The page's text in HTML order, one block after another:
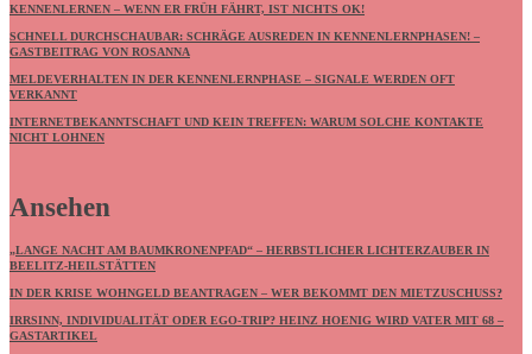
KENNENLERNEN – WENN ER FRÜH FÄHRT, IST NICHTS OK!
SCHNELL DURCHSCHAUBAR: SCHRÄGE AUSREDEN IN KENNENLERNPHASEN! –
GASTBEITRAG VON ROSANNA
MELDEVERHALTEN IN DER KENNENLERNPHASE – SIGNALE WERDEN OFT
VERKANNT
INTERNETBEKANNTSCHAFT UND KEIN TREFFEN: WARUM SOLCHE KONTAKTE
NICHT LOHNEN
Ansehen
„LANGE NACHT AM BAUMKRONENPFAD“ – HERBSTLICHER LICHTERZAUBER IN
BEELITZ-HEILSTÄTTEN
IN DER KRISE WOHNGELD BEANTRAGEN – WER BEKOMMT DEN MIETZUSCHUSS?
IRRSINN, INDIVIDUALITÄT ODER EGO-TRIP? HEINZ HOENIG WIRD VATER MIT 68 –
GASTARTIKEL